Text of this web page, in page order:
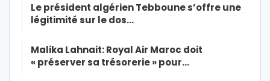
Le président algérien Tebboune s’offre une
légitimité sur le dos…
Malika Lahnait: Royal Air Maroc doit
« préserver sa trésorerie » pour…